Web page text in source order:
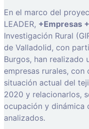
En el marco del
LEADER, +Empresas
Investigación Rural
de Valladolid, con
Burgos, han realizado
empresas rurales,
situación actual del
2020 y relacionarlos,
ocupación y dinámica
analizados.